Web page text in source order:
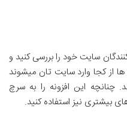
سایت خود را بررسی کنید و
ها از کجا وارد سایت تان میشوند
چنانچه این افزونه را به سرچ
بیشتری نیز استفاده کنید.